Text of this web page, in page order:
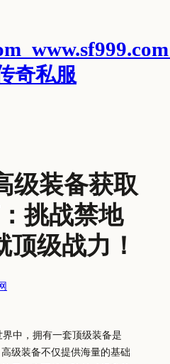
奇私服
级装备获取
挑战禁地
顶级战力！
界中，拥有一套顶级装备是
级装备不仅提供海量的基础